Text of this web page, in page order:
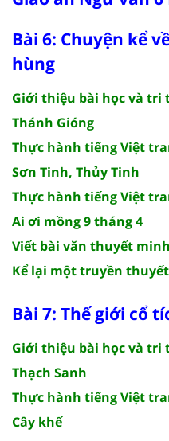
Bài 6: Chuyện kể
hùng
Giới thiệu bài học và tri
Thánh Gióng
Thực hành tiếng Việt
Sơn Tinh, Thủy Tinh
Thực hành tiếng Việt
Ai ơi mồng 9 tháng 4
Viết bài văn thuyết
Kể lại một truyền thuyết
Bài 7: Thế giới cổ
Giới thiệu bài học và tri
Thạch Sanh
Thực hành tiếng Việt
Cây khế